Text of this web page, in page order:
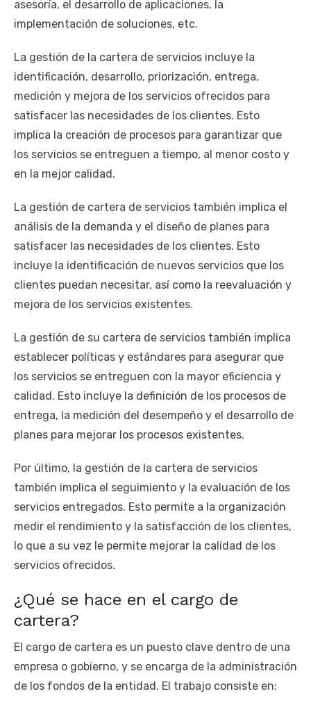
asesoría, el desarrollo de aplicaciones, la
implementación de soluciones, etc.
La gestión de la cartera de servicios incluye la
identificación, desarrollo, priorización, entrega,
medición y mejora de los servicios ofrecidos para
satisfacer las necesidades de los clientes. Esto
implica la creación de procesos para garantizar que
los servicios se entreguen a tiempo, al menor costo y
en la mejor calidad.
La gestión de cartera de servicios también implica el
análisis de la demanda y el diseño de planes para
satisfacer las necesidades de los clientes. Esto
incluye la identificación de nuevos servicios que los
clientes puedan necesitar, así como la reevaluación y
mejora de los servicios existentes.
La gestión de su cartera de servicios también implica
establecer políticas y estándares para asegurar que
los servicios se entreguen con la mayor eficiencia y
calidad. Esto incluye la definición de los procesos de
entrega, la medición del desempeño y el desarrollo de
planes para mejorar los procesos existentes.
Por último, la gestión de la cartera de servicios
también implica el seguimiento y la evaluación de los
servicios entregados. Esto permite a la organización
medir el rendimiento y la satisfacción de los clientes,
lo que a su vez le permite mejorar la calidad de los
servicios ofrecidos.
¿Qué se hace en el cargo de
cartera?
El cargo de cartera es un puesto clave dentro de una
empresa o gobierno, y se encarga de la administración
de los fondos de la entidad. El trabajo consiste en: